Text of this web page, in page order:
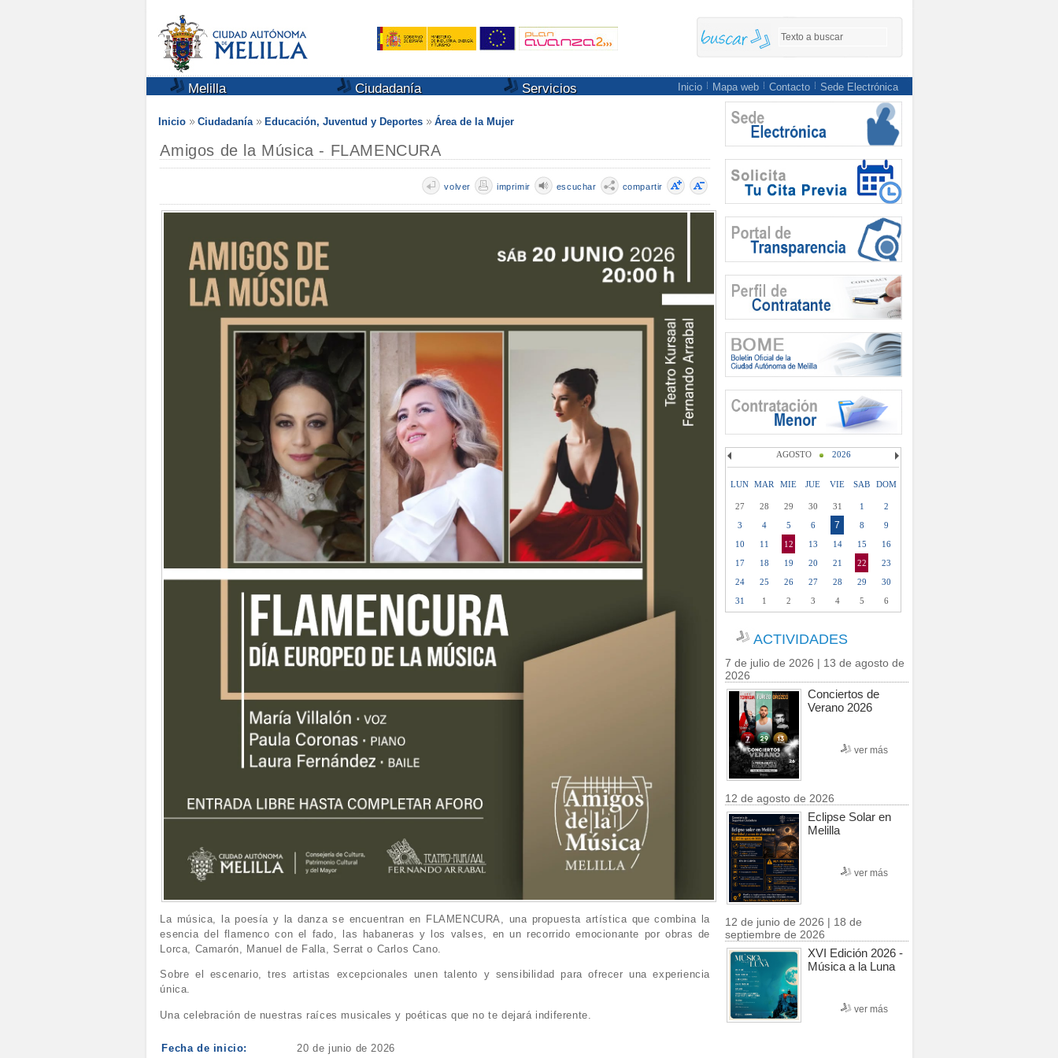
Melilla Ciudadanía Servicios Inicio Mapa web Contacto Sede Electrónica
Inicio Ciudadanía Educación, Juventud y Deportes Área de la Mujer
Amigos de la Música - FLAMENCURA
compartir
escuchar
imprimir
volver
La música, la poesía y la danza se encuentran en FLAMENCURA, una propuesta artística que combina la
esencia del flamenco con el fado, las habaneras y los valses, en un recorrido emocionante por obras de
Lorca, Camarón, Manuel de Falla, Serrat o Carlos Cano.
Sobre el escenario, tres artistas excepcionales unen talento y sensibilidad para ofrecer una experiencia
única.
Una celebración de nuestras raíces musicales y poéticas que no te dejará indiferente.
Fecha de inicio: 20 de junio de 2026
AGOSTO 2026
LUN MAR MIE JUE VIE SAB DOM
27 28 29 30 31 1
2
3
4 5 6 7 8
9
10
11 12 13 14 15
16
17
18 19 20 21 22
23
24
25 26 27 28 29
30
31
1 2 3 4 5 6
ACTIVIDADES
7 de julio de 2026 | 13 de agosto de
2026
Conciertos de
Verano 2026
ver más
12 de agosto de 2026
Eclipse Solar en
Melilla
ver más
12 de junio de 2026 | 18 de
septiembre de 2026
XVI Edición 2026 -
Música a la Luna
ver más